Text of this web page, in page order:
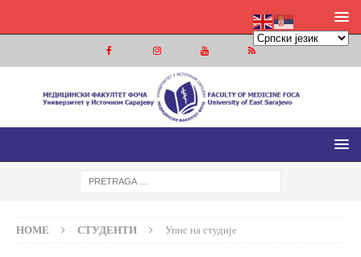
МЕДИЦИНСКИ ФАКУЛТЕТ ФОЧА
МЕДИЦИНСКИ ФАКУЛТЕТ УНИВЕРЗИТЕТА У ИСТОЧНОМ
HOME СТУДЕНТИ Упис на студије